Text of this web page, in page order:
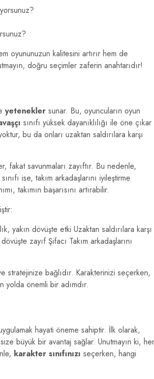
oyununuzun kalitesini artırır hem de
doğru seçimler zaferin anahtarıdır!
yetenekler sunar. Bu, oyuncuların oyun
sınıfı yüksek dayanıklılığı ile öne çıkar
bu da onları uzaktan saldırılara karşı
fakat savunmaları zayıftır. Bu nedenle,
sınıfı ise, takım arkadaşlarını iyileştirme
takımın başarısını artırabilir.
yakın dövüşte etki Uzaktan saldırılara karşı
zayıf Şifacı Takım arkadaşlarını
stratejinize bağlıdır. Karakterinizi seçerken,
yolda önemli bir adımdır.
hayati öneme sahiptir. İlk olarak,
büyük bir avantaj sağlar. Unutmayın ki, her
karakter sınıfınızı seçerken, hangi